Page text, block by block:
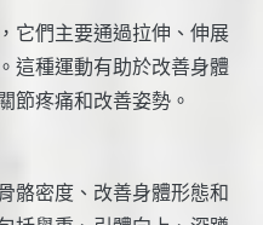
它們主要通過拉伸、伸展
這種運動有助於改善身體
節疼痛和改善姿勢。
骼密度、改善身體形態和